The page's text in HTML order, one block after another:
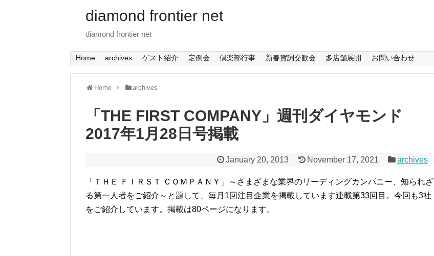
diamond frontier net
diamond frontier net
Home archives ゲスト紹介 定例会 倶楽部行事 新春賀詞交歓会 多店舗展開 お問い合わせ
Home archives
「THE FIRST COMPANY」週刊ダイヤモンド
2017年1月28日号掲載
January 20, 2013 November 17, 2021 archives
「ＴＨＥ ＦＩＲＳＴ ＣＯＭＰＡＮＹ」～さまざまな業界のリーディングカンパニー、知られざ
る第一人者をご紹介～と題して、毎月1回注目企業を掲載しています連載第33回目。今回も3社
をご紹介しています。掲載は80ページになります。